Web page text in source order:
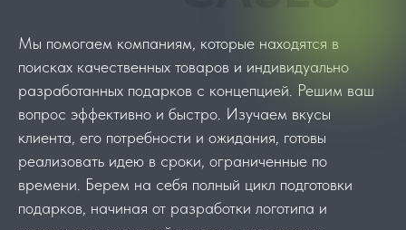
Мы помогаем компаниям, которые находятся в
поисках качественных товаров и индивидуально
разработанных подарков с концепцией. Решим ваш
вопрос эффективно и быстро. Изучаем вкусы
клиента, его потребности и ожидания, готовы
реализовать идею в сроки, ограниченные по
времени. Берем на себя полный цикл подготовки
подарков, начиная от разработки логотипа и